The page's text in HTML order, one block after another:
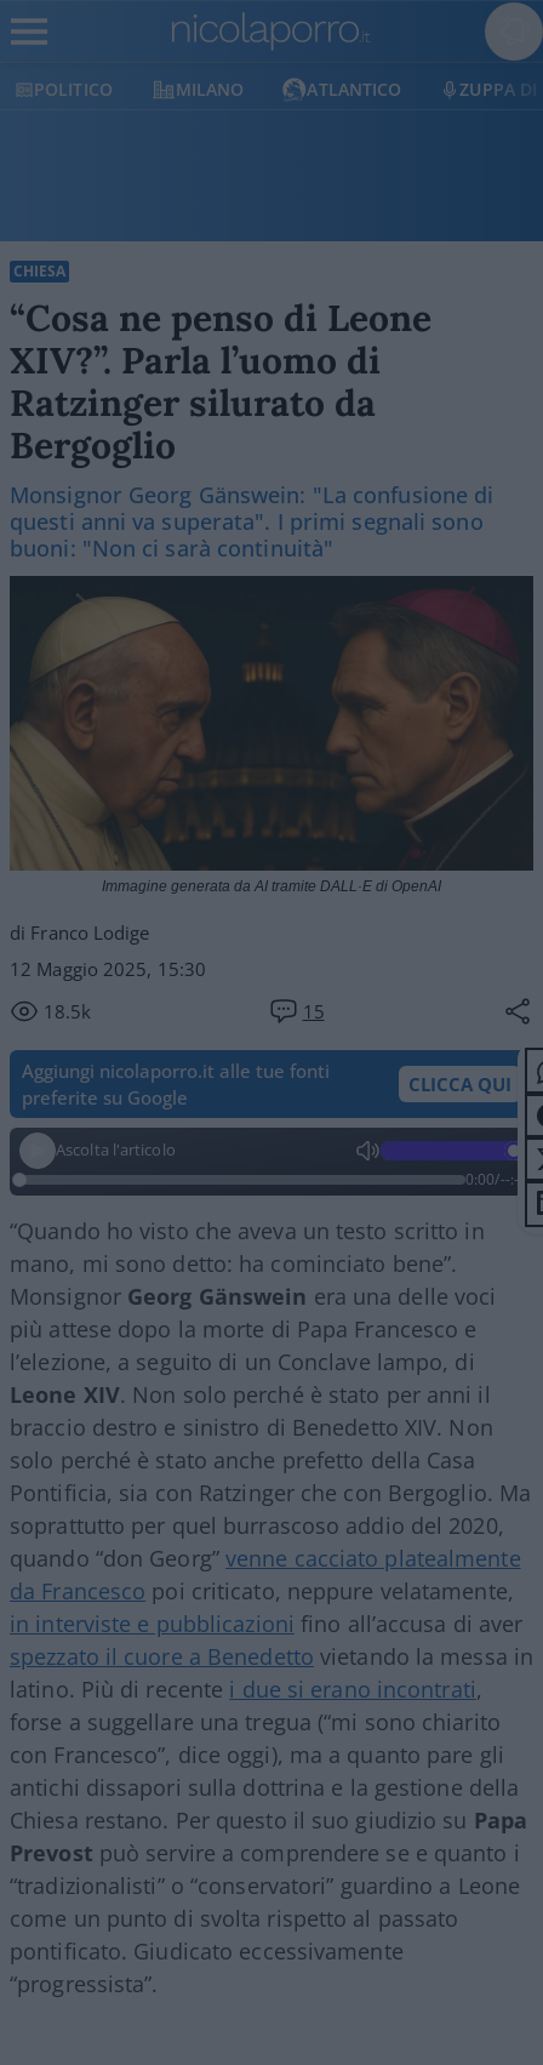
MILANO ATLANTICO ZUPPA DI
CHIESA
“Cosa ne penso di Leone
XIV?”. Parla l’uomo di
Ratzinger silurato da
Bergoglio
Monsignor Georg Gänswein: "La confusione di
questi anni va superata". I primi segnali sono
buoni: "Non ci sarà continuità"
di Franco Lodige
12 Maggio 2025, 15:30
18.5k
15
Immagine generata da AI tramite DALL·E di OpenAI
Aggiungi nicolaporro.it alle tue fonti
preferite su Google
CLICCA QUI
Ascolta l'articolo
0:00/--:--
“Quando ho visto che aveva un testo scritto in
mano, mi sono detto: ha cominciato bene”.
Monsignor Georg Gänswein era una delle voci
più attese dopo la morte di Papa Francesco e
l’elezione, a seguito di un Conclave lampo, di
Leone XIV. Non solo perché è stato per anni il
braccio destro e sinistro di Benedetto XIV. Non
solo perché è stato anche prefetto della Casa
Pontificia, sia con Ratzinger che con Bergoglio. Ma
soprattutto per quel burrascoso addio del 2020,
quando “don Georg” venne cacciato platealmente
da Francesco poi criticato, neppure velatamente,
in interviste e pubblicazioni fino all’accusa di aver
spezzato il cuore a Benedetto vietando la messa in
latino. Più di recente i due si erano incontrati,
forse a suggellare una tregua (“mi sono chiarito
con Francesco”, dice oggi), ma a quanto pare gli
antichi dissapori sulla dottrina e la gestione della
Chiesa restano. Per questo il suo giudizio su Papa
Prevost può servire a comprendere se e quanto i
“tradizionalisti” o “conservatori” guardino a Leone
come un punto di svolta rispetto al passato
pontificato. Giudicato eccessivamente
“progressista”.